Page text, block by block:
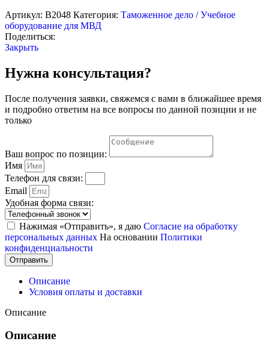
Артикул: В2048 Категория: Таможенное дело / Учебное
оборудование для МВД
Поделиться:
Закрыть
Нужна консультация?
После получения заявки, свяжемся с вами в ближайшее время
и подробно ответим на все вопросы по данной позиции и не
только
Ваш вопрос по позиции:
Имя
Телефон для связи:
Email
Удобная форма связи:
Нажимая «Отправить», я даю Согласие на обработку
персональных данных На основании Политики
конфиденциальности
Отправить
Описание
Условия оплаты и доставки
Описание
Описание